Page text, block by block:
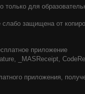
только для
слабо защищена от
приложение
_MASReceipt,
приложения,